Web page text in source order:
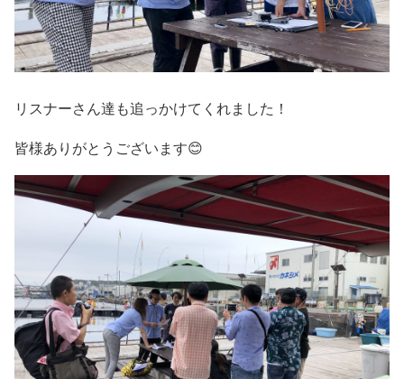
リスナーさん達も追っかけてくれました！
皆様ありがとうございます😊